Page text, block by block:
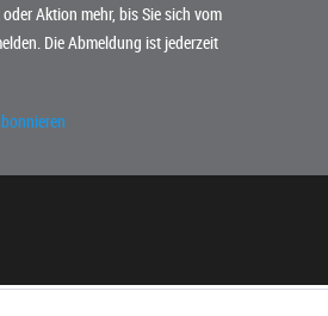
Aktion mehr, bis Sie sich vom
Die Abmeldung ist jederzeit